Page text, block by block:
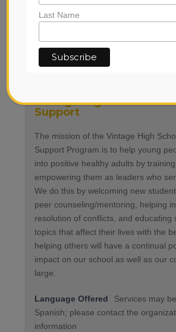
information
Vintage High School
Support
The mission of the Vintage High
Support Program is to help young
into positive healthy adults by
empowering them as leaders who
We do this by welcoming new
peer counseling/mentoring, helping
resolution of conflicts, and educating
topics that affect their lives with the
helping others will have a continual
impact on our school as well as our
large.
Language Offered
Services may
Spanish; please contact the
information
Last Name